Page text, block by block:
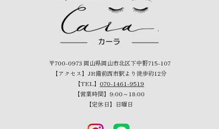
〒700-0973 岡山県岡山市北区下中野715-107
【アクセス】JR備前西市駅より徒歩約12分
【TEL】 070-1461-9519
【営業時間】9:00～18:00
【定休日】日曜日